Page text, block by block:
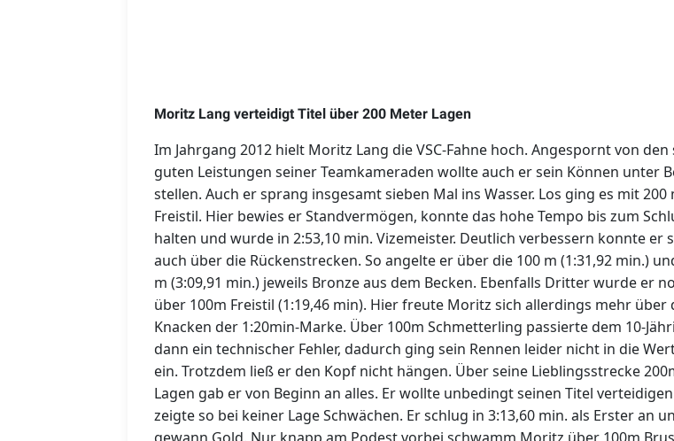
Moritz Lang verteidigt Titel über 200 Meter Lagen
Im Jahrgang 2012 hielt Moritz Lang die VSC-Fahne hoch. Angespornt von den
guten Leistungen seiner Teamkameraden wollte auch er sein Können unter
stellen. Auch er sprang insgesamt sieben Mal ins Wasser. Los ging es mit 200
Freistil. Hier bewies er Standvermögen, konnte das hohe Tempo bis zum
halten und wurde in 2:53,10 min. Vizemeister. Deutlich verbessern konnte er
auch über die Rückenstrecken. So angelte er über die 100 m (1:31,92 min.)
m (3:09,91 min.) jeweils Bronze aus dem Becken. Ebenfalls Dritter wurde er
über 100m Freistil (1:19,46 min). Hier freute Moritz sich allerdings mehr über
Knacken der 1:20min-Marke. Über 100m Schmetterling passierte dem 10-
dann ein technischer Fehler, dadurch ging sein Rennen leider nicht in die
ein. Trotzdem ließ er den Kopf nicht hängen. Über seine Lieblingsstrecke
Lagen gab er von Beginn an alles. Er wollte unbedingt seinen Titel
zeigte so bei keiner Lage Schwächen. Er schlug in 3:13,60 min. als Erster an